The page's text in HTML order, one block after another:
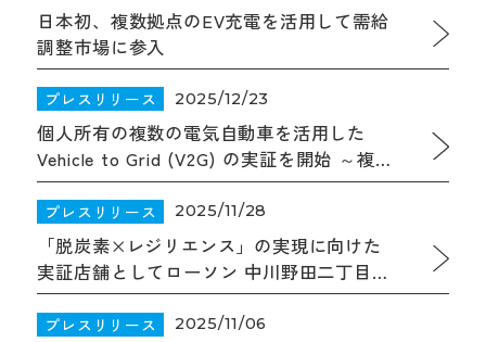
日本初、複数拠点のEV充電を活用して需給
調整市場に参入
プレスリリース 2025/12/23
個人所有の複数の電気自動車を活用した
Vehicle to Grid (V2G) の実証を開始 ～複数
台同時制御で地域電力ネットワークの安定
へ貢献～
プレスリリース 2025/11/28
「脱炭素×レジリエンス」の実現に向けた
実証店舗としてローソン 中川野田二丁目店
（愛知県名古屋市）をリニューアルオープ
ン
プレスリリース 2025/11/06